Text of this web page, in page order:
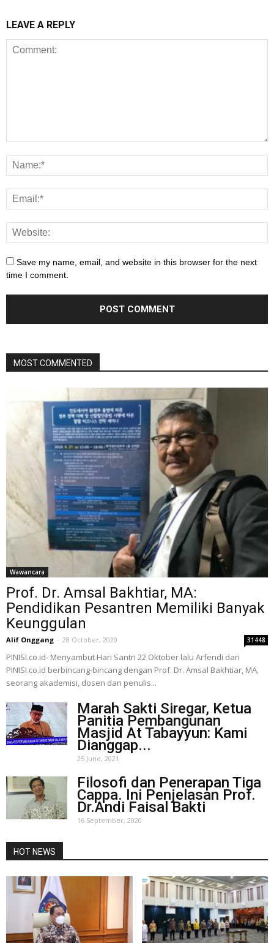
LEAVE A REPLY
Save my name, email, and website in this browser for the next
time I comment.
MOST COMMENTED
Wawancara
Prof. Dr. Amsal Bakhtiar, MA:
Pendidikan Pesantren Memiliki Banyak
Keunggulan
Alif Onggang - 28 October, 2020 31448
PINISI.co.id- Menyambut Hari Santri 22 Oktober lalu Arfendi dari
PINISI.co.id berbincang-bincang dengan Prof. Dr. Amsal Bakhtiar, MA,
seorang akademisi, dosen dan penulis...
Marah Sakti Siregar, Ketua
Panitia Pembangunan
Masjid At Tabayyun: Kami
Dianggap...
25 June, 2021
Filosofi dan Penerapan Tiga
Cappa. Ini Penjelasan Prof.
Dr.Andi Faisal Bakti
16 September, 2020
HOT NEWS